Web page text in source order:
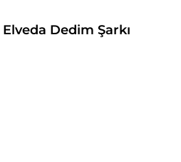
Dedim Şarkı